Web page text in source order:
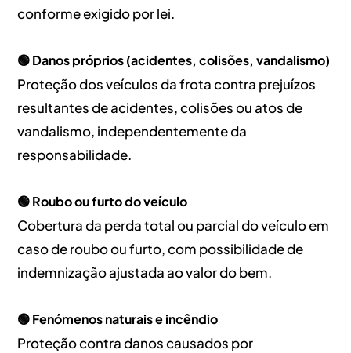
conforme exigido por lei.
🟢 Danos próprios (acidentes, colisões, vandalismo)
Proteção dos veículos da frota contra prejuízos
resultantes de acidentes, colisões ou atos de
vandalismo, independentemente da
responsabilidade.
🟢 Roubo ou furto do veículo
Cobertura da perda total ou parcial do veículo em
caso de roubo ou furto, com possibilidade de
indemnização ajustada ao valor do bem.
🟢 Fenómenos naturais e incêndio
Proteção contra danos causados por